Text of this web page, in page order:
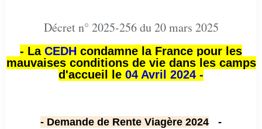
Décret n° 2025-256 du 20 mars 2025
- La CEDH condamne la France pour les
mauvaises conditions de vie dans les camps
d'accueil le 04 Avril 2024 -
- Demande de Rente Viagère 2024 -